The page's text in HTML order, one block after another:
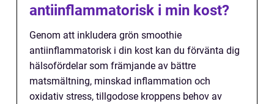
antiinflammatorisk i min kost?
Genom att inkludera grön smoothie
antiinflammatorisk i din kost kan du förvänta dig
hälsofördelar som främjande av bättre
matsmältning, minskad inflammation och
oxidativ stress, tillgodose kroppens behov av